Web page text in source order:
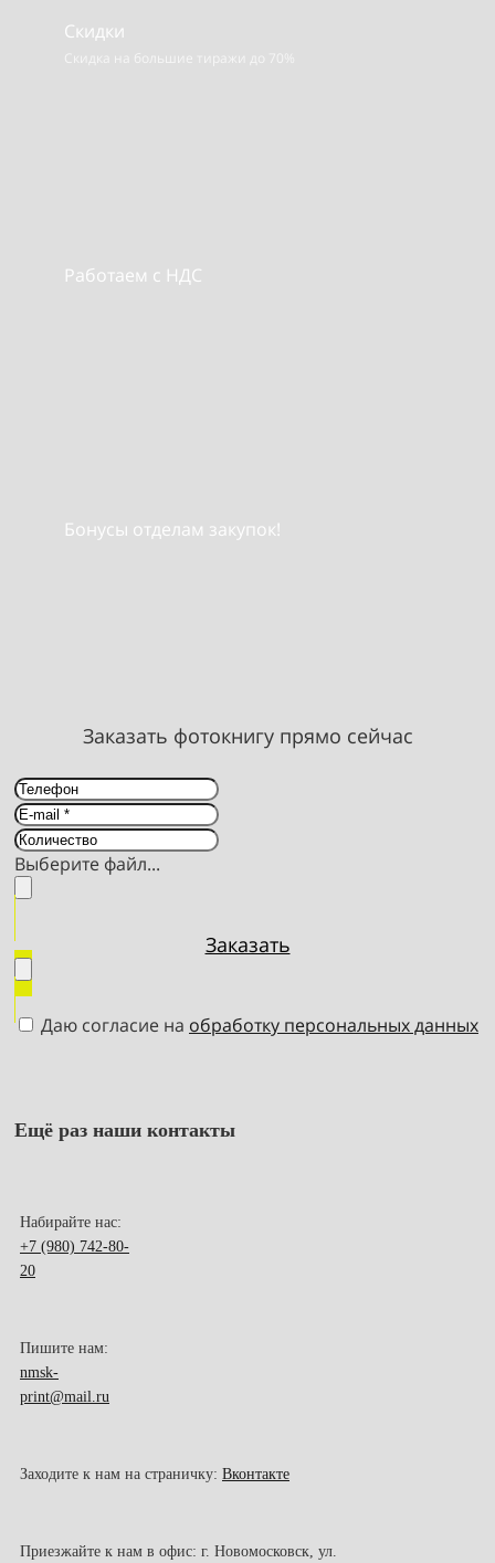
Скидки
Скидка на большие тиражи до 70%
Работаем с НДС
Бонусы отделам закупок!
Заказать фотокнигу прямо сейчас
Выберите файл...
Заказать
Даю согласие на обработку персональных данных
Ещё раз наши контакты
Набирайте нас:
+7 (980) 742-80-
20
Пишите нам:
nmsk-
print@mail.ru
Заходите к нам на страничку: Вконтакте
Приезжайте к нам в офис: г. Новомосковск, ул.